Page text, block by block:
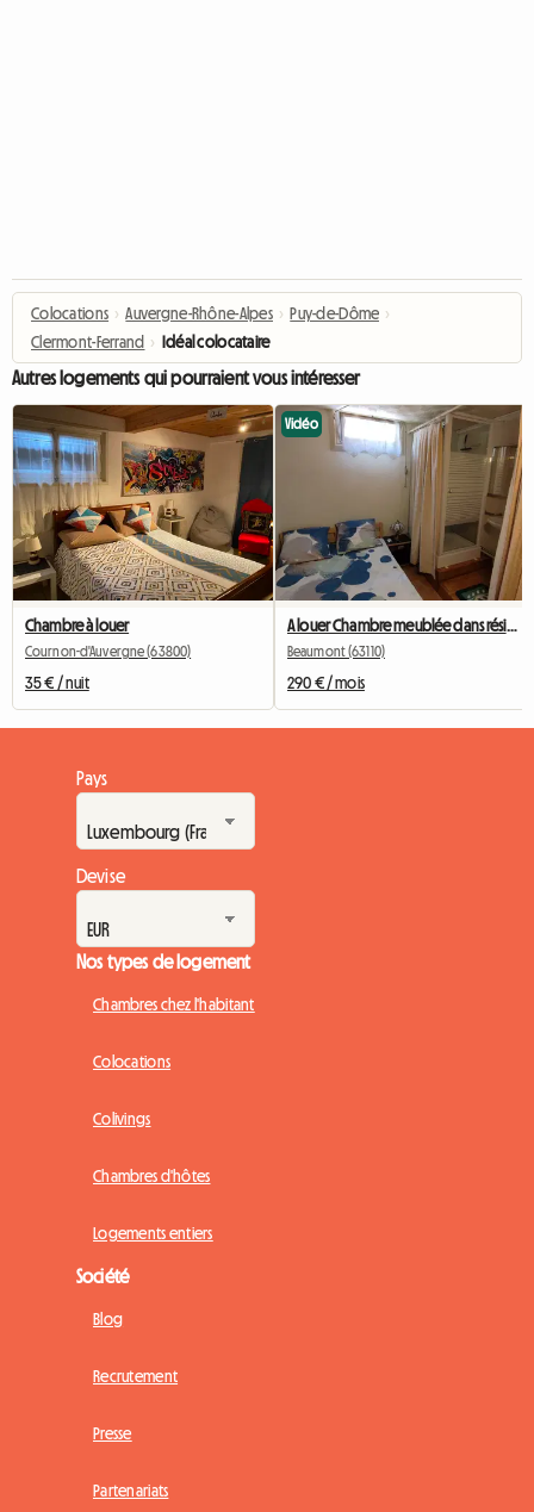
Colocations › Auvergne-Rhône-Alpes › Puy-de-Dôme ›
Clermont-Ferrand › Idéal colocataire
Autres logements qui pourraient vous intéresser
Chambre à louer
Cournon-d'Auvergne (63800)
35 € / nuit
Vidéo
A louer Chambre meublée dans résidence de standing .
Beaumont (63110)
290 € / mois
Pays
Devise
Nos types de logement
Chambres chez l'habitant
Colocations
Colivings
Chambres d'hôtes
Logements entiers
Société
Blog
Recrutement
Presse
Partenariats